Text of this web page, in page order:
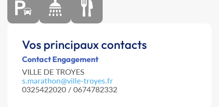
Vos principaux contacts
Contact Engagement
VILLE DE TROYES
s.marathon@ville-troyes.fr
0325422020 / 0674782332